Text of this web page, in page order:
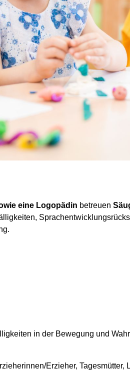
eine Logopädin betreuen
in der Bewegung und
Erzieher, Tagesmütter,